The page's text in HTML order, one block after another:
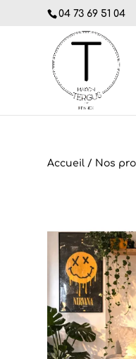
04 73 69 51 04
Accueil / Nos